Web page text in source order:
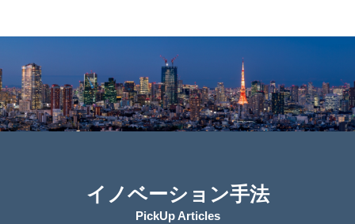
イノベーション手法
PickUp Articles